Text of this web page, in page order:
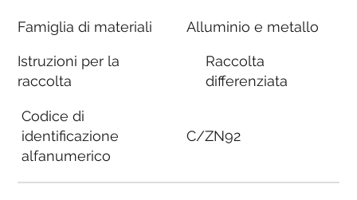
Famiglia di materiali
Istruzioni per la
raccolta
Codice di
identificazione
alfanumerico
Alluminio e metallo
Raccolta
differenziata
C/ZN92